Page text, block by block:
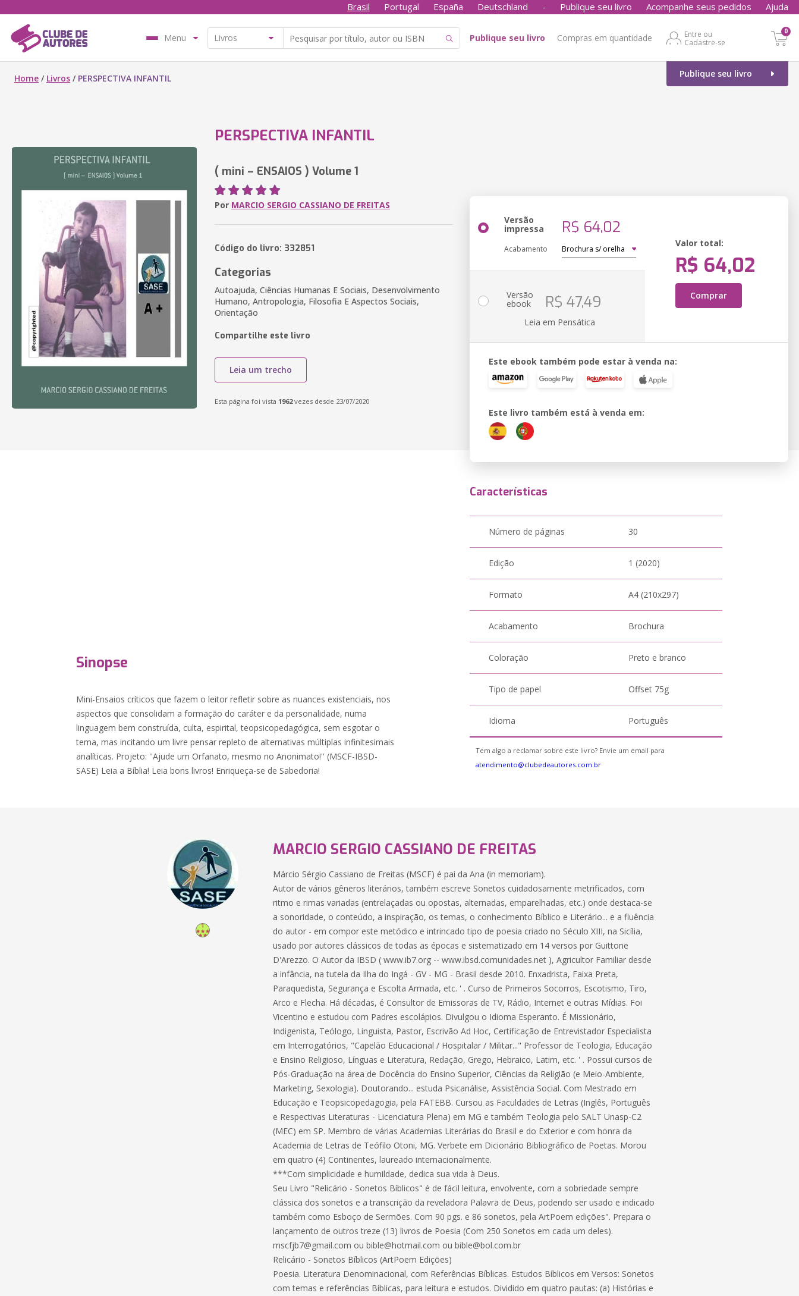
Brasil Portugal España Deutschland - Publique seu livro Acompanhe seus pedidos Ajuda
Menu Publique seu livro Compras em quantidade
Entre ou
Cadastre-se
0
Publique seu livro
Home / Livros / PERSPECTIVA INFANTIL
PERSPECTIVA INFANTIL
( mini – ENSAIOS ) Volume 1
Por MARCIO SERGIO CASSIANO DE FREITAS
Código do livro: 332851
Categorias
Autoajuda, Ciências Humanas E Sociais, Desenvolvimento
Humano, Antropologia, Filosofia E Aspectos Sociais,
Orientação
Compartilhe este livro
Leia um trecho
Esta página foi vista 1962vezes desde 23/07/2020
Versão
impressa R$ 64,02
Acabamento
Valor total:
R$ 64,02
Comprar
Versão
ebook R$ 47,49
Leia em Pensática
Este ebook também pode estar à venda na:
Este livro também está à venda em:
Sinopse
Mini-Ensaios críticos que fazem o leitor refletir sobre as nuances existenciais, nos
aspectos que consolidam a formação do caráter e da personalidade, numa
linguagem bem construída, culta, espirital, teopsicopedagógica, sem esgotar o
tema, mas incitando um livre pensar repleto de alternativas múltiplas infinitesimais
analíticas. Projeto: ''Ajude um Orfanato, mesmo no Anonimato!'' (MSCF-IBSD-
SASE) Leia a Bíblia! Leia bons livros! Enriqueça-se de Sabedoria!
Características
Número de páginas 30
Edição 1 (2020)
Formato A4 (210x297)
Acabamento Brochura
Coloração Preto e branco
Tipo de papel Offset 75g
Idioma Português
Tem algo a reclamar sobre este livro? Envie um email para
atendimento@clubedeautores.com.br
MARCIO SERGIO CASSIANO DE FREITAS
Márcio Sérgio Cassiano de Freitas (MSCF) é pai da Ana (in memoriam).
Autor de vários gêneros literários, também escreve Sonetos cuidadosamente metrificados, com
ritmo e rimas variadas (entrelaçadas ou opostas, alternadas, emparelhadas, etc.) onde destaca-se
a sonoridade, o conteúdo, a inspiração, os temas, o conhecimento Bíblico e Literário... e a fluência
do autor - em compor este metódico e intrincado tipo de poesia criado no Século XIII, na Sicília,
usado por autores clássicos de todas as épocas e sistematizado em 14 versos por Guittone
D'Arezzo. O Autor da IBSD ( www.ib7.org -- www.ibsd.comunidades.net ), Agricultor Familiar desde
a infância, na tutela da Ilha do Ingá - GV - MG - Brasil desde 2010. Enxadrista, Faixa Preta,
Paraquedista, Segurança e Escolta Armada, etc. ' . Curso de Primeiros Socorros, Escotismo, Tiro,
Arco e Flecha. Há décadas, é Consultor de Emissoras de TV, Rádio, Internet e outras Mídias. Foi
Vicentino e estudou com Padres escolápios. Divulgou o Idioma Esperanto. É Missionário,
Indigenista, Teólogo, Linguista, Pastor, Escrivão Ad Hoc, Certificação de Entrevistador Especialista
em Interrogatórios, "Capelão Educacional / Hospitalar / Militar..." Professor de Teologia, Educação
e Ensino Religioso, Línguas e Literatura, Redação, Grego, Hebraico, Latim, etc. ' . Possui cursos de
Pós-Graduação na área de Docência do Ensino Superior, Ciências da Religião (e Meio-Ambiente,
Marketing, Sexologia). Doutorando... estuda Psicanálise, Assistência Social. Com Mestrado em
Educação e Teopsicopedagogia, pela FATEBB. Cursou as Faculdades de Letras (Inglês, Português
e Respectivas Literaturas - Licenciatura Plena) em MG e também Teologia pelo SALT Unasp-C2
(MEC) em SP. Membro de várias Academias Literárias do Brasil e do Exterior e com honra da
Academia de Letras de Teófilo Otoni, MG. Verbete em Dicionário Bibliográfico de Poetas. Morou
em quatro (4) Continentes, laureado internacionalmente.
***Com simplicidade e humildade, dedica sua vida à Deus.
Seu Livro "Relicário - Sonetos Bíblicos" é de fácil leitura, envolvente, com a sobriedade sempre
clássica dos sonetos e a transcrição da reveladora Palavra de Deus, podendo ser usado e indicado
também como Esboço de Sermões. Com 90 pgs. e 86 sonetos, pela ArtPoem edições". Prepara o
lançamento de outros treze (13) livros de Poesia (Com 250 Sonetos em cada um deles).
mscfjb7@gmail.com ou bible@hotmail.com ou bible@bol.com.br
Relicário - Sonetos Bíblicos (ArtPoem Edições)
Poesia. Literatura Denominacional, com Referências Bíblicas. Estudos Bíblicos em Versos: Sonetos
com temas e referências Bíblicas, para leitura e estudos. Dividido em quatro pautas: (a) Histórias e